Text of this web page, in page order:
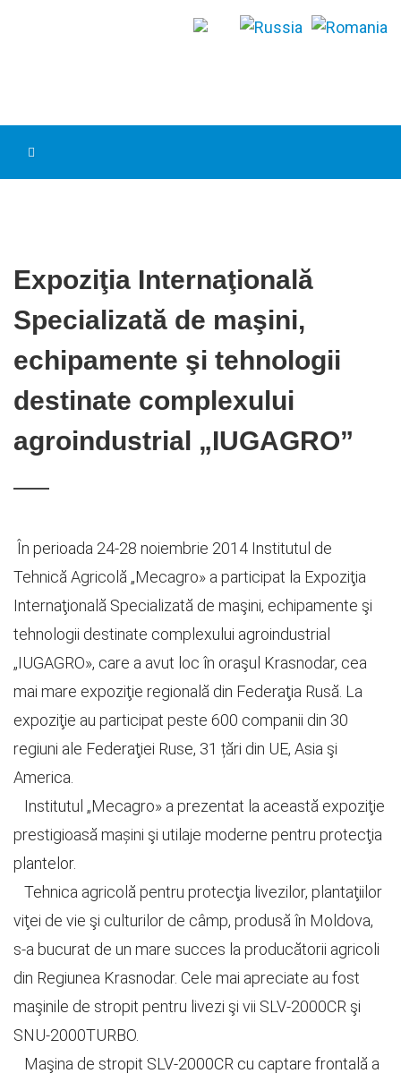
Expoziţia Internaţională
Specializată de maşini,
echipamente şi tehnologii
destinate complexului
agroindustrial „IUGAGRO”
În perioada 24-28 noiembrie 2014 Institutul de
Tehnică Agricolă „Mecagro» a participat la Expoziţia
Internaţională Specializată de maşini, echipamente şi
tehnologii destinate complexului agroindustrial
„IUGAGRO», care a avut loc în oraşul Krasnodar, cea
mai mare expoziţie regională din Federaţia Rusă. La
expoziţie au participat peste 600 companii din 30
regiuni ale Federaţiei Ruse, 31 țări din UE, Asia şi
America.
Institutul „Mecagro» a prezentat la această expoziţie
prestigioasă mașini şi utilaje moderne pentru protecţia
plantelor.
Tehnica agricolă pentru protecţia livezilor, plantaţiilor
viţei de vie şi culturilor de câmp, produsă în Moldova,
s-a bucurat de un mare succes la producătorii agricoli
din Regiunea Krasnodar. Cele mai apreciate au fost
maşinile de stropit pentru livezi şi vii SLV-2000CR şi
SNU-2000TURBO.
Maşina de stropit SLV-2000CR cu captare frontală a